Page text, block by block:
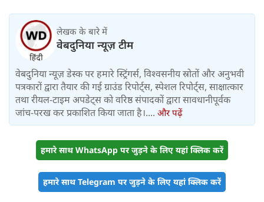
लेखक के बारे में
वेबदुनिया न्यूज़ टीम
वेबदुनिया न्यूज़ डेस्क पर हमारे स्ट्रिंगर्स, विश्वसनीय स्रोतों और अनुभवी
पत्रकारों द्वारा तैयार की गई ग्राउंड रिपोर्ट्स, स्पेशल रिपोर्ट्स, साक्षात्कार
तथा रीयल-टाइम अपडेट्स को वरिष्ठ संपादकों द्वारा सावधानीपूर्वक
जांच-परख कर प्रकाशित किया जाता है।.... और पढ़ें
हमारे साथ WhatsApp पर जुड़ने के लिए यहां क्लिक करें
हमारे साथ Telegram पर जुड़ने के लिए यहां क्लिक करें